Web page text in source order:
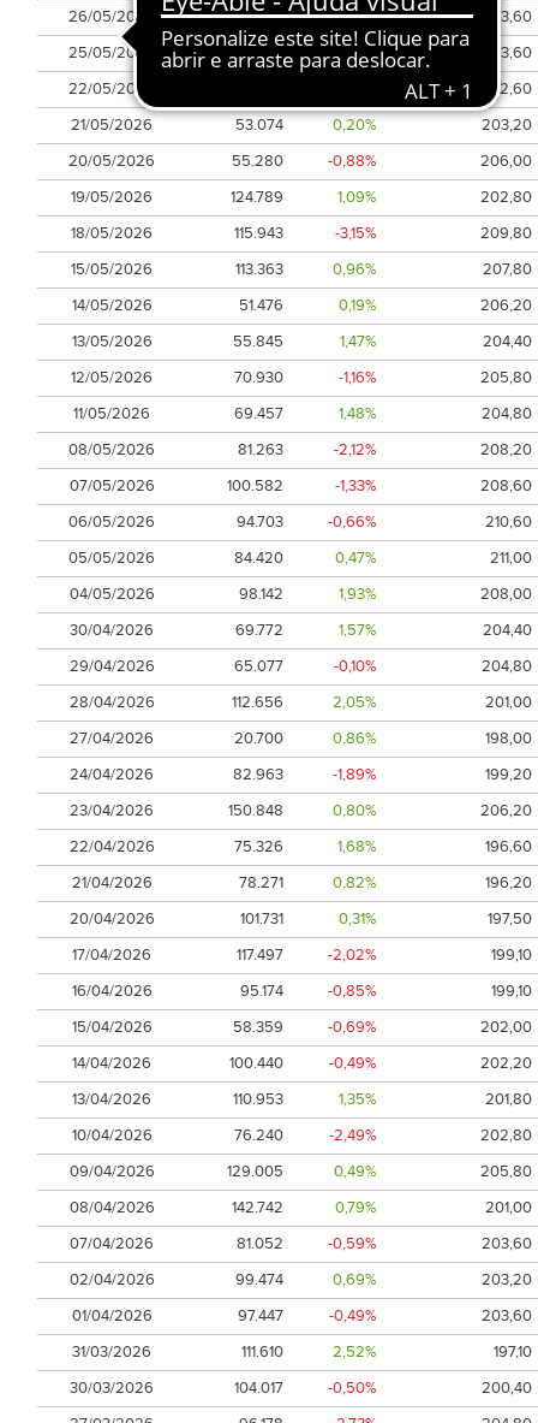
26/05/2026
59.869 1,67%
203,60
25/05/2026
27.141 -0,29%
203,60
22/05/2026
202,60
21/05/2026
53.074 0,20%
203,20
20/05/2026
55.280 -0,88%
206,00
19/05/2026
124.789 1,09%
202,80
18/05/2026
115.943 -3,15%
209,80
15/05/2026
113.363 0,96%
207,80
14/05/2026
51.476 0,19%
206,20
13/05/2026
55.845 1,47%
204,40
12/05/2026
70.930 -1,16%
205,80
11/05/2026
69.457 1,48%
204,80
08/05/2026
81.263 -2,12%
208,20
07/05/2026
100.582 -1,33%
208,60
06/05/2026
94.703 -0,66%
210,60
05/05/2026
84.420 0,47%
211,00
04/05/2026
98.142 1,93%
208,00
30/04/2026
69.772 1,57%
204,40
29/04/2026
65.077 -0,10%
204,80
28/04/2026
112.656 2,05%
201,00
27/04/2026
20.700 0,86%
198,00
24/04/2026
82.963 -1,89%
199,20
23/04/2026
150.848 0,80%
206,20
22/04/2026
75.326 1,68%
196,60
21/04/2026
78.271 0,82%
196,20
20/04/2026
101.731 0,31%
197,50
17/04/2026
117.497 -2,02%
199,10
16/04/2026
95.174 -0,85%
199,10
15/04/2026
58.359 -0,69%
202,00
14/04/2026
100.440 -0,49%
202,20
13/04/2026
110.953 1,35%
201,80
10/04/2026
76.240 -2,49%
202,80
09/04/2026
129.005 0,49%
205,80
08/04/2026
142.742 0,79%
201,00
07/04/2026
81.052 -0,59%
203,60
02/04/2026
99.474 0,69%
203,20
01/04/2026
97.447 -0,49%
203,60
31/03/2026
111.610 2,52%
197,10
30/03/2026
104.017 -0,50%
200,40